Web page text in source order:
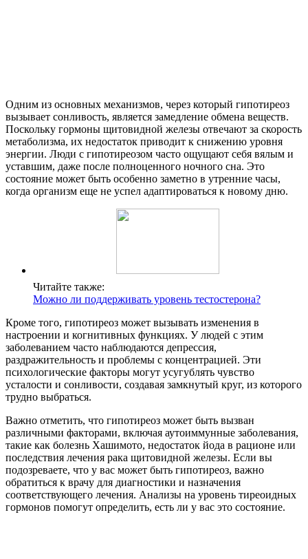
Одним из основных механизмов, через который гипотиреоз
вызывает сонливость, является замедление обмена веществ.
Поскольку гормоны щитовидной железы отвечают за скорость
метаболизма, их недостаток приводит к снижению уровня
энергии. Люди с гипотиреозом часто ощущают себя вялым и
уставшим, даже после полноценного ночного сна. Это
состояние может быть особенно заметно в утренние часы,
когда организм еще не успел адаптироваться к новому дню.
Читайте также:
Можно ли поддерживать уровень тестостерона?
Кроме того, гипотиреоз может вызывать изменения в
настроении и когнитивных функциях. У людей с этим
заболеванием часто наблюдаются депрессия,
раздражительность и проблемы с концентрацией. Эти
психологические факторы могут усугублять чувство
усталости и сонливости, создавая замкнутый круг, из которого
трудно выбраться.
Важно отметить, что гипотиреоз может быть вызван
различными факторами, включая аутоиммунные заболевания,
такие как болезнь Хашимото, недостаток йода в рационе или
последствия лечения рака щитовидной железы. Если вы
подозреваете, что у вас может быть гипотиреоз, важно
обратиться к врачу для диагностики и назначения
соответствующего лечения. Анализы на уровень тиреоидных
гормонов помогут определить, есть ли у вас это состояние.